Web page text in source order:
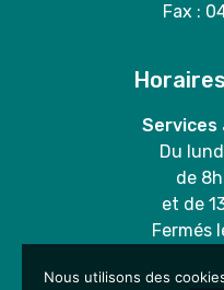
Fax :
Du
de
et de
Fermés
Nous utilisons des